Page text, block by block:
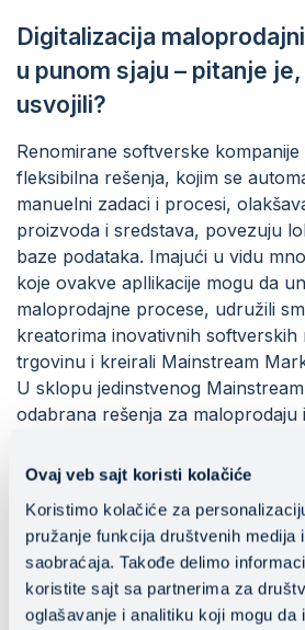
Ovaj veb sajt koristi kolačiće
Koristimo kolačiće za
pružanje funkcija društvenih medija
saobraćaja. Takođe delimo
koristite sajt sa partnerima za
oglašavanje i analitiku koji mogu da
Digitalizacija
u punom sjaju – pitanje
usvojili?
Renomirane softverske
fleksibilna rešenja, kojim se
manuelni zadaci i procesi,
proizvoda i sredstava, povezuju
baze podataka. Imajući u vidu
koje ovakve apllikacije mogu da
maloprodajne procese, udružili
kreatorima inovativnih softverskih
trgovinu i kreirali Mainstream
U sklopu jedinstvenog
odabrana rešenja za
održava ekspertski Mainstream tim.
danas!
Posetite Mainstream